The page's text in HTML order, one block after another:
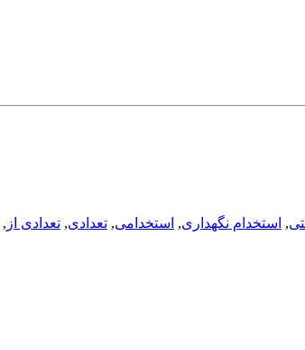
, استخدام نگهداری, استخدامی, تعدادی, تعدادی از ,